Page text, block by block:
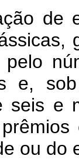
de
pelo
e,
seis e
ou do